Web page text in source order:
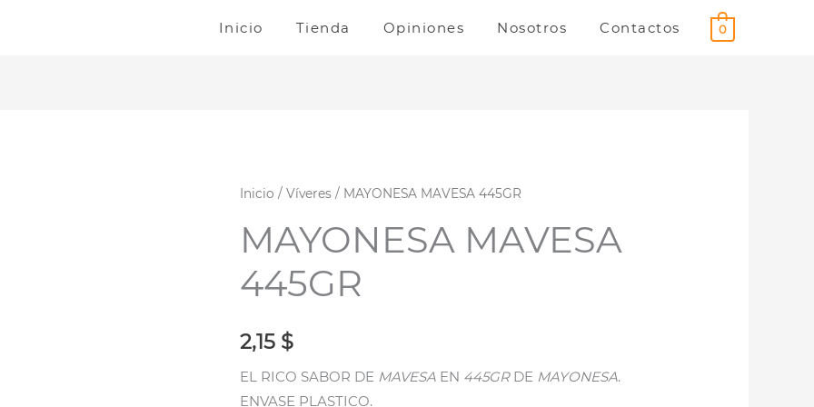
Inicio Tienda Opiniones Nosotros Contactos 0
Inicio / Víveres / MAYONESA MAVESA 445GR
MAYONESA MAVESA
445GR
2,15 $
EL RICO SABOR DE MAVESA EN 445GRDE MAYONESA.
ENVASE PLASTICO.
MAYONESA
445GR
cantidad